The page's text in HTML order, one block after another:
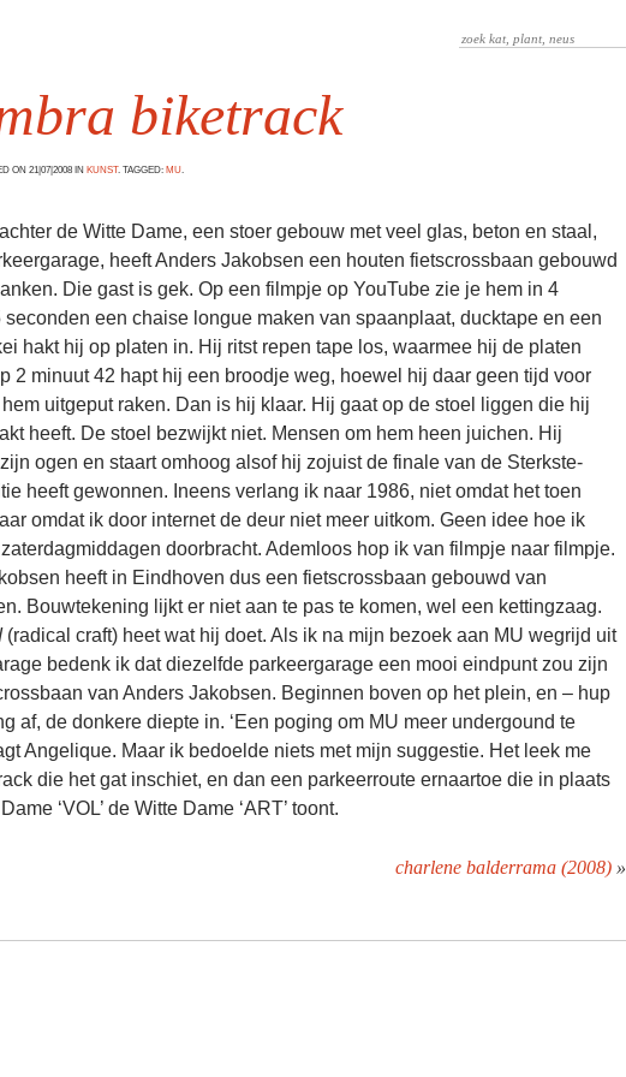
biketrack
ON 21|07|2008 IN KUNST. TAGGED: MU
de Witte Dame, een stoer gebouw met veel glas, beton en staal,
heeft Anders Jakobsen een houten fietscrossbaan gebouwd
Die gast is gek. Op een filmpje op YouTube zie je hem in 4
seconden een chaise longue maken van spaanplaat, ducktape en een
hakt hij op platen in. Hij ritst repen tape los, waarmee hij de platen
2 minuut 42 hapt hij een broodje weg, hoewel hij daar geen tijd voor
hem uitgeput raken. Dan is hij klaar. Hij gaat op de stoel liggen die hij
heeft. De stoel bezwijkt niet. Mensen om hem heen juichen. Hij
ogen en staart omhoog alsof hij zojuist de finale van de Sterkste-
heeft gewonnen. Ineens verlang ik naar 1986, niet omdat het toen
omdat ik door internet de deur niet meer uitkom. Geen idee hoe ik
doorbracht. Ademloos hop ik van filmpje naar filmpje.
heeft in Eindhoven dus een fietscrossbaan gebouwd van
Bouwtekening lijkt er niet aan te pas te komen, wel een kettingzaag.
(radical craft) heet wat hij doet. Als ik na mijn bezoek aan MU wegrijd uit
bedenk ik dat diezelfde parkeergarage een mooi eindpunt zou zijn
van Anders Jakobsen. Beginnen boven op het plein, en – hup
af, de donkere diepte in. ‘Een poging om MU meer undergound te
Angelique. Maar ik bedoelde niets met mijn suggestie. Het leek me
die het gat inschiet, en dan een parkeerroute ernaartoe die in plaats
‘VOL’ de Witte Dame ‘ART’ toont.
charlene balderrama (2008)»